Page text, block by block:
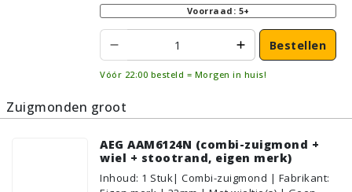
Voorraad: 5+
Bestellen
Vóór 22:00 besteld = Morgen in huis!
Zuigmonden groot
AEG AAM6124N (combi-zuigmond +
wiel + stootrand, eigen merk)
Inhoud: 1 Stuk| Combi-zuigmond | Fabrikant: